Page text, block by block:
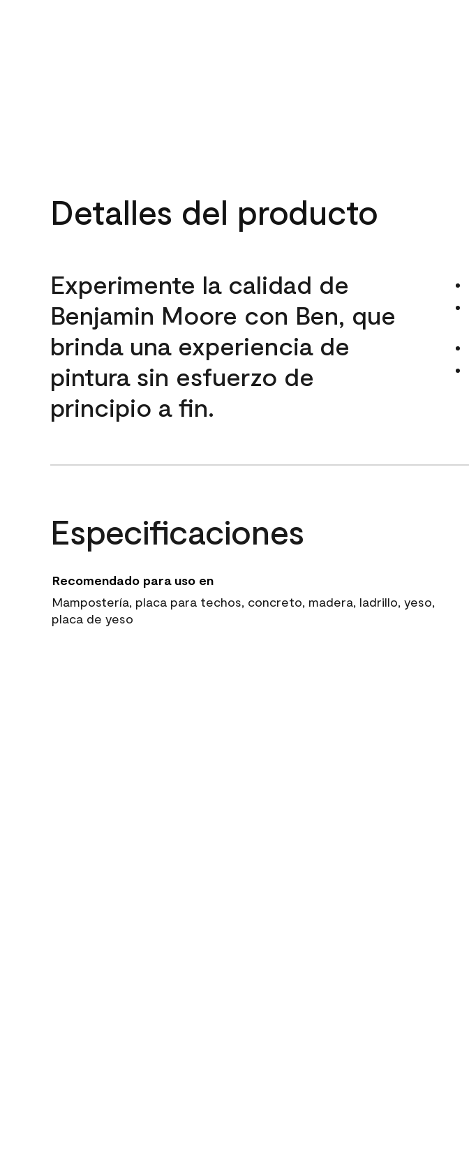
Detalles del producto
Experimente la calidad de
Benjamin Moore con Ben, que
brinda una experiencia de
pintura sin esfuerzo de
principio a fin.
Especificaciones
Recomendado para uso en
Mampostería, placa para techos, concreto, madera, ladrillo, yeso,
placa de yeso